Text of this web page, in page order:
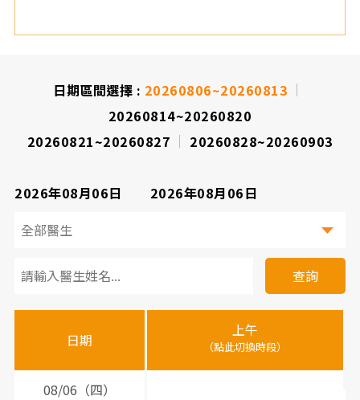
日期區間選擇 : 20260806~20260813
20260814~20260820
20260821~20260827
20260828~20260903
2026年08月06日 2026年08月06日
診
醫
時
查詢
日期
上午
（點此切換時段）
08/06（四）